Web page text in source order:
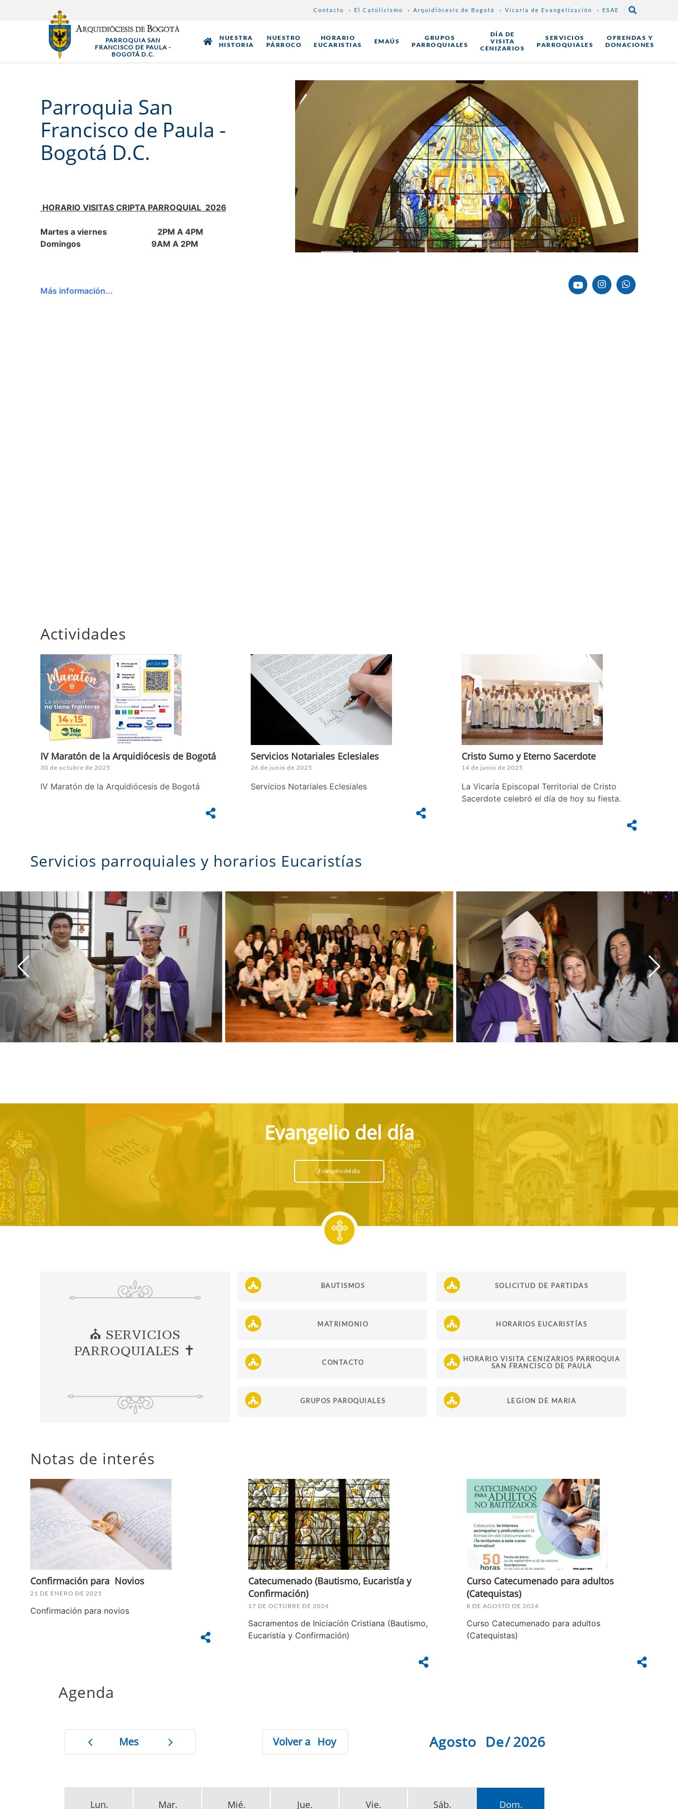
Contacto El Catolicismo Arquidiócesis de Bogotá Vicaría de Evangelización ESAE
PARROQUIA SAN
FRANCISCO DE PAULA -
BOGOTÁ D.C.
NUESTRA
HISTORIA
NUESTRO
PÁRROCO
HORARIO
EUCARISTIAS
EMAÚS
GRUPOS
PARROQUIALES
DÍA DE
VISITA
CENIZARIOS
SERVICIOS
PARROQUIALES
OFRENDAS Y
DONACIONES
Parroquia San
Francisco de Paula -
Bogotá D.C.
HORARIO VISITAS CRIPTA PARROQUIAL 2026
Martes a viernes2PM A 4PM
Domingos 9AM A 2PM
Más información...
Actividades
IV Maratón de la Arquidiócesis de Bogotá
30 de octubre de 2025
IV Maratón de la Arquidiócesis de Bogotá
Servicios Notariales Eclesiales
26 de junio de 2025
Servicios Notariales Eclesiales
Cristo Sumo y Eterno Sacerdote
14 de junio de 2025
La Vicaría Episcopal Territorial de Cristo
Sacerdote celebró el día de hoy su fiesta.
Servicios parroquiales y horarios Eucaristías
Evangelio del día
Evangelio del día
⛪ SERVICIOS
PARROQUIALES ✝️
BAUTISMOS SOLICITUD DE PARTIDAS
MATRIMONIO HORARIOS EUCARISTÍAS
CONTACTO
HORARIO VISITA CENIZARIOS PARROQUIA
SAN FRANCISCO DE PAULA
GRUPOS PAROQUIALES LEGION DE MARIA
Notas de interés
Confirmación para Novios
21 DE ENERO DE 2025
Confirmación para novios
Catecumenado (Bautismo, Eucaristía y
Confirmación)
17 DE OCTUBRE DE 2024
Sacramentos de Iniciación Cristiana (Bautismo,
Eucaristía y Confirmación)
Curso Catecumenado para adultos
(Catequistas)
8 DE AGOSTO DE 2024
Curso Catecumenado para adultos
(Catequistas)
Agenda
Hoy Agosto De 2026
Mes
Lun. Mar. Mié. Jue. Vie. Sáb. Dom.